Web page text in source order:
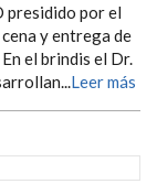
presidido por el
y entrega de
el brindis el Dr.
Leer más